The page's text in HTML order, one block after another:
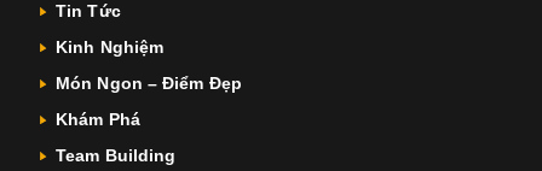
Tin Tức
Kinh Nghiệm
Món Ngon – Điểm Đẹp
Khám Phá
Team Building